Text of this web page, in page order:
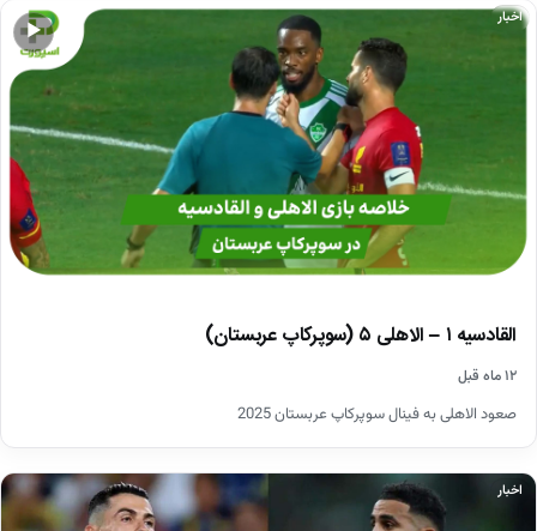
▶
اخبار
القادسیه ۱ – الاهلی ۵ (سوپرکاپ عربستان)
۱۲ ماه قبل
صعود الاهلی به فینال سوپرکاپ عربستان 2025
اخبار